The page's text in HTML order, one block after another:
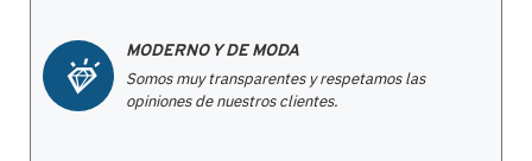
MODERNO Y DE MODA
Somos muy transparentes y respetamos las
opiniones de nuestros clientes.